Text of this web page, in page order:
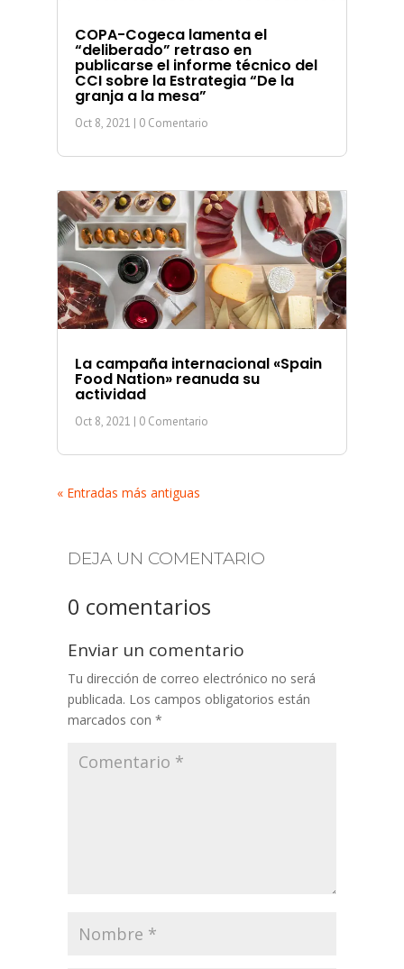
COPA-Cogeca lamenta el
“deliberado” retraso en
publicarse el informe técnico del
CCI sobre la Estrategia “De la
granja a la mesa”
Oct 8, 2021 | 0 Comentario
La campaña internacional «Spain
Food Nation» reanuda su
actividad
Oct 8, 2021 | 0 Comentario
« Entradas más antiguas
DEJA UN COMENTARIO
0 comentarios
Enviar un comentario
Tu dirección de correo electrónico no será
publicada. Los campos obligatorios están
marcados con *